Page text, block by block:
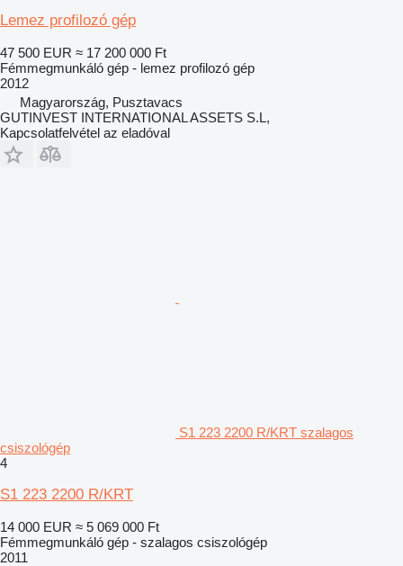
Lemez profilozó gép
47 500 EUR ≈ 17 200 000 Ft
Fémmegmunkáló gép - lemez profilozó gép
2012
Magyarország, Pusztavacs
GUTINVEST INTERNATIONAL ASSETS S.L,
Kapcsolatfelvétel az eladóval
S1 223 2200 R/KRT szalagos
csiszológép
4
S1 223 2200 R/KRT
14 000 EUR ≈ 5 069 000 Ft
Fémmegmunkáló gép - szalagos csiszológép
2011